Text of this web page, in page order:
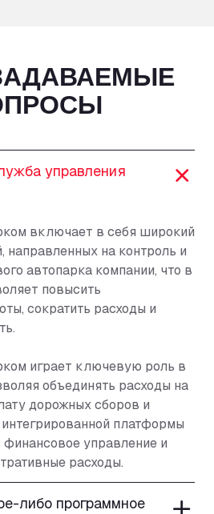
управления
включает в себя широкий
направленных на контроль и
автопарка компании, что в
повысить
сократить расходы и
играет ключевую роль в
объединять расходы на
дорожных сборов и
платформы
управление и
расходы.
либо программное